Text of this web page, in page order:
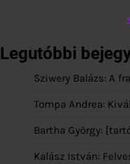
Legutóbbi
Sziwery Balázs: A
Tompa Andrea:
Bartha György:
Kalász István: